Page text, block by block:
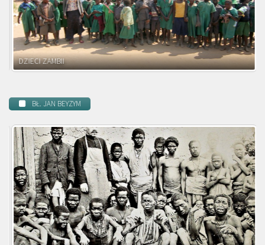
DZIECI MALAWI
BŁ. JAN BEYZYM